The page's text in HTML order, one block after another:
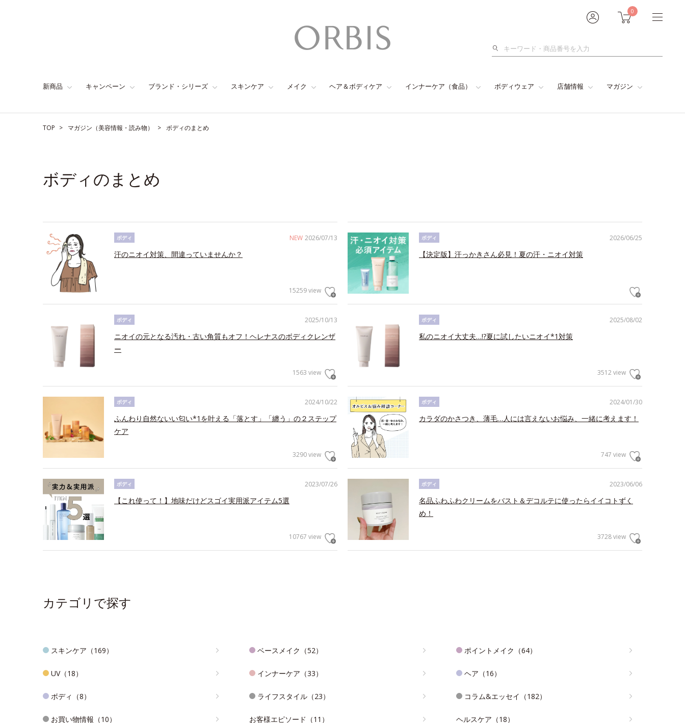
0
検
新商品 キャンペーン ブランド・シリーズ スキンケア メイク ヘア＆ボディケア インナーケア（食品） ボディウェア 店舗情報 マガジン
TOP マガジン（美容情報・読み物） ボディのまとめ
ボディのまとめ
NEW 2026/07/13
ボディ
汗のニオイ対策、間違っていませんか？
15259 view
2026/06/25
ボディ
【決定版】汗っかきさん必見！夏の汗・ニオイ対策
2025/10/13
ボディ
ニオイの元となる汚れ・古い角質もオフ！ヘレナスのボディクレンザ
ー
1563 view
2025/08/02
ボディ
私のニオイ大丈夫…!?夏に試したいニオイ*1対策
3512 view
2024/10/22
ボディ
ふんわり自然ないい匂い*1を叶える「落とす」「纏う」の２ステップ
ケア
3290 view
2024/01/30
ボディ
カラダのかさつき、薄毛…人には言えないお悩み、一緒に考えます！
747 view
2023/07/26
ボディ
【これ使って！】地味だけどスゴイ実用派アイテム5選
10767 view
2023/06/06
ボディ
名品ふわふわクリームをバスト＆デコルテに使ったらイイコトずく
め！
3728 view
カテゴリで探す
スキンケア（169） ベースメイク（52） ポイントメイク（64）
UV（18） インナーケア（33） ヘア（16）
ボディ（8） ライフスタイル（23） コラム&エッセイ（182）
お買い物情報（10） お客様エピソード（11） ヘルスケア（18）